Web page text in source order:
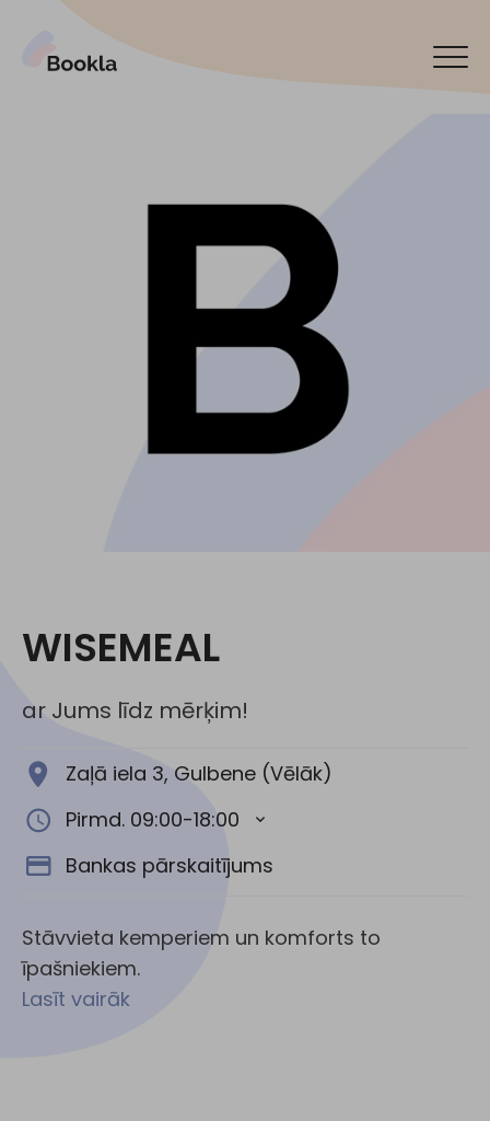
WISEMEAL
ar Jums līdz mērķim!
Zaļā iela 3, Gulbene (Vēlāk)
Pirmd. 09:00-18:00
Bankas pārskaitījums
Stāvvieta kemperiem un komforts to
īpašniekiem.
Lasīt vairāk
Rezervēt tagad
English
Español
По-русски